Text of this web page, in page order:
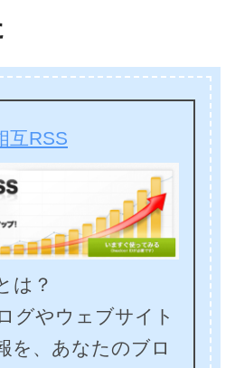
互RSS
は？
グやウェブサイト
を、あなたのブロ